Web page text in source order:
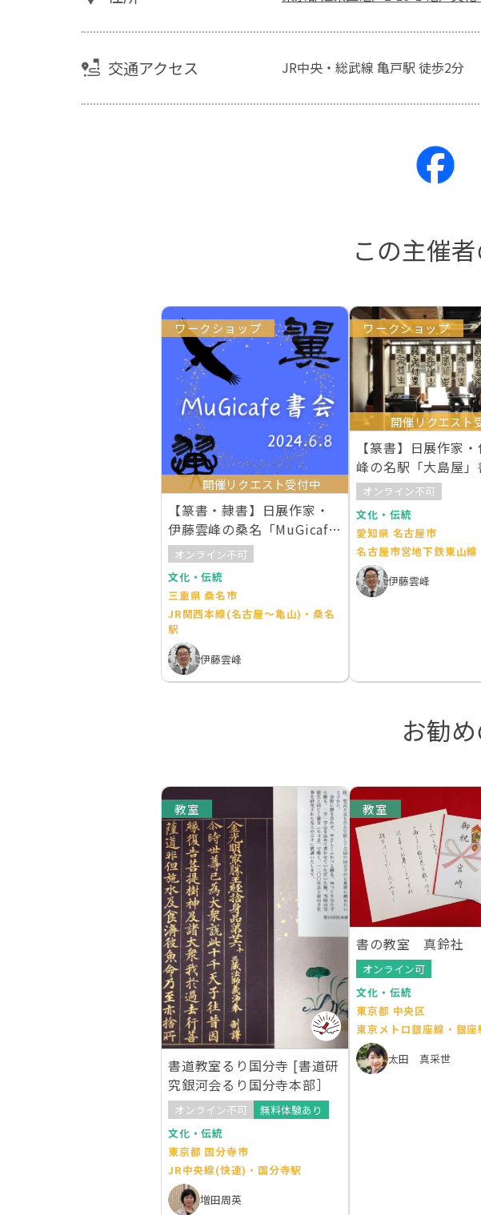
交通アクセス JR中央・総武線 亀戸駅 徒歩2分
この主催
ワークショップ
開催リクエスト受付中
【篆書・隷書】日展作家・
伊藤雲峰の桑名「MuGicafe
書会」
オンライン不可
文化・伝統
三重県 桑名市
JR関西本線(名古屋～亀山)・桑名
駅
伊藤雲峰
ワークショップ
開催リクエスト
【篆書】日展作家
峰の名駅「大島屋」
お知らせ
オンライン不可
文化・伝統
愛知県 名古屋市
名古屋市営地下鉄東山
伊藤雲峰
お勧
教室
書道教室るり国分寺 [書道研
究銀河会るり国分寺本部］
オンライン不可
無料体験あり
文化・伝統
東京都 国分寺市
JR中央線(快速)・国分寺駅
増田周英
教室
書の教室 真鈴社
オンライン可
文化・伝統
東京都 中央区
東京メトロ銀座線・銀座
太田 真采世